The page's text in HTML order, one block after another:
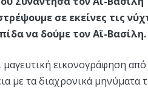
σε εκείνες τις
να δούμε τον Αϊ-Βασίλη.
εικονογράφηση από
με τα διαχρονικά μηνύματα